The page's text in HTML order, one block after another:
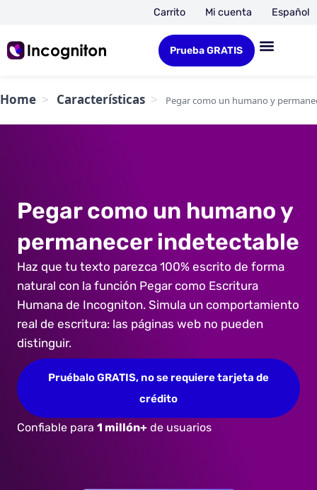
Carrito Mi cuenta Español
Prueba GRATIS
Home Características Pegar como un humano y
Pegar como un humano y
permanecer indetectable
Haz que tu texto parezca 100% escrito de forma
natural con la función Pegar como Escritura
Humana de Incogniton. Simula un comportamiento
real de escritura: las páginas web no pueden
distinguir.
Pruébalo GRATIS, no se requiere tarjeta de
crédito
Confiable para 1 millón+ de usuarios